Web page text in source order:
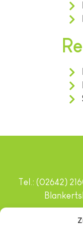
Copyright ©
Tel.: (02642)